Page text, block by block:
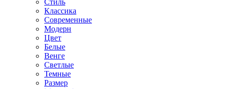
Стиль
Классика
Современные
Модерн
Цвет
Белые
Венге
Светлые
Темные
Размер